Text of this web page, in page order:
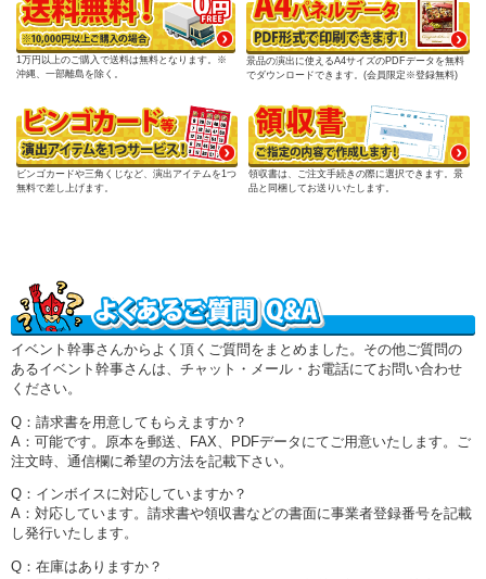
1万円以上のご購入で送料は無料となります。※
沖縄、一部離島を除く。
景品の演出に使えるA4サイズのPDFデータを無料
でダウンロードできます。(会員限定※登録無料)
ビンゴカードや三角くじなど、演出アイテムを1つ
無料で差し上げます。
領収書は、ご注文手続きの際に選択できます。景
品と同梱してお送りいたします。
イベント幹事さんからよく頂くご質問をまとめました。その他ご質問の
あるイベント幹事さんは、チャット・メール・お電話にてお問い合わせ
ください。
Q：請求書を用意してもらえますか？
A：可能です。原本を郵送、FAX、PDFデータにてご用意いたします。ご
注文時、通信欄に希望の方法を記載下さい。
Q：インボイスに対応していますか？
A：対応しています。請求書や領収書などの書面に事業者登録番号を記載
し発行いたします。
Q：在庫はありますか？